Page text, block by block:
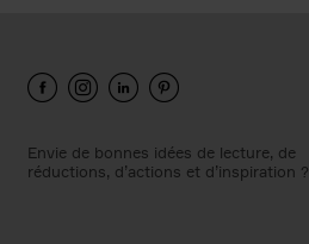
Envie de bonnes idées de lecture, de
réductions, d’actions et d’inspiration ?